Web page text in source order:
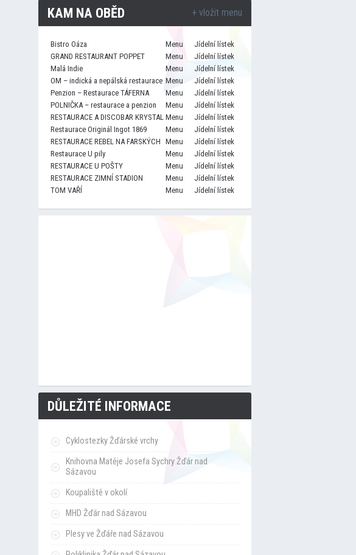
KAM NA OBĚD + vložit menu
Bistro Oáza Menu
Jídelní lístek
GRAND RESTAURANT POPPET
Menu
Jídelní lístek
Malá Indie
Menu
Jídelní lístek
OM – indická a nepálská restaurace Menu
Jídelní lístek
Penzion – Restaurace TÁFERNA
Menu
Jídelní lístek
POLNIČKA – restaurace a penzion
Menu
Jídelní lístek
RESTAURACE A DISCOBAR KRYSTAL Menu
Jídelní lístek
Restaurace Originál Ingot 1869
Menu
Jídelní lístek
RESTAURACE REBEL NA FARSKÝCH Menu
Jídelní lístek
Restaurace U pily
Menu
Jídelní lístek
RESTAURACE U POŠTY
Menu
Jídelní lístek
RESTAURACE ZIMNÍ STADION
Menu
Jídelní lístek
TOM VAŘÍ
Menu Jídelní lístek
DŮLEŽITÉ INFORMACE
Cyklostezky Žďárské vrchy
Knihovna Matěje Josefa Sychry Žďár nad
Sázavou
Koupaliště v okolí
MHD Žďár nad Sázavou
Plesy ve Žďáře nad Sázavou